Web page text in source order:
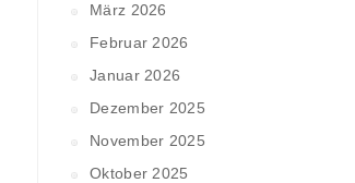
März 2026
Februar 2026
Januar 2026
Dezember 2025
November 2025
Oktober 2025